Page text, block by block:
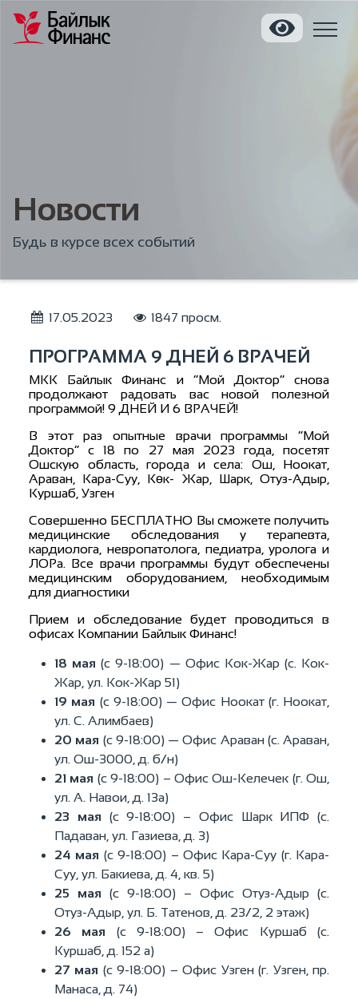
Новости
Будь в курсе всех событий
17.05.2023 1847 просм.
ПРОГРАММА 9 ДНЕЙ 6 ВРАЧЕЙ
МКК Байлык Финанс и “Мой Доктор” снова
продолжают радовать вас новой полезной
программой! 9 ДНЕЙ И 6 ВРАЧЕЙ!
В этот раз опытные врачи программы “Мой
Доктор” с 18 по 27 мая 2023 года, посетят
Ошскую область, города и села: Ош, Ноокат,
Араван, Кара-Суу, Көк- Жар, Шарк, Отуз-Адыр,
Куршаб, Узген
Совершенно БЕСПЛАТНО Вы сможете получить
медицинские обследования у терапевта,
кардиолога, невропатолога, педиатра, уролога и
ЛОРа. Все врачи программы будут обеспечены
медицинским оборудованием, необходимым
для диагностики
Прием и обследование будет проводиться в
офисах Компании Байлык Финанс!
18 мая (с 9-18:00) — Офис Кок-Жар (с. Кок-
Жар, ул. Кок-Жар 51)
19 мая (с 9-18:00) — Офис Ноокат (г. Ноокат,
ул. С. Алимбаев)
20 мая (с 9-18:00) — Офис Араван (с. Араван,
ул. Ош-3000, д. б/н)
21 мая (с 9-18:00) – Офис Ош-Келечек (г. Ош,
ул. А. Навои, д. 13а)
23 мая (с 9-18:00) – Офис Шарк ИПФ (с.
Падаван, ул. Газиева, д. 3)
24 мая (с 9-18:00) – Офис Кара-Суу (г. Кара-
Суу, ул. Бакиева, д. 4, кв. 5)
25 мая (с 9-18:00) – Офис Отуз-Адыр (с.
Отуз-Адыр, ул. Б. Татенов, д. 23/2, 2 этаж)
26 мая (с 9-18:00) – Офис Куршаб (с.
Куршаб, д. 152 а)
27 мая (с 9-18:00) – Офис Узген (г. Узген, пр.
Манаса, д. 74)